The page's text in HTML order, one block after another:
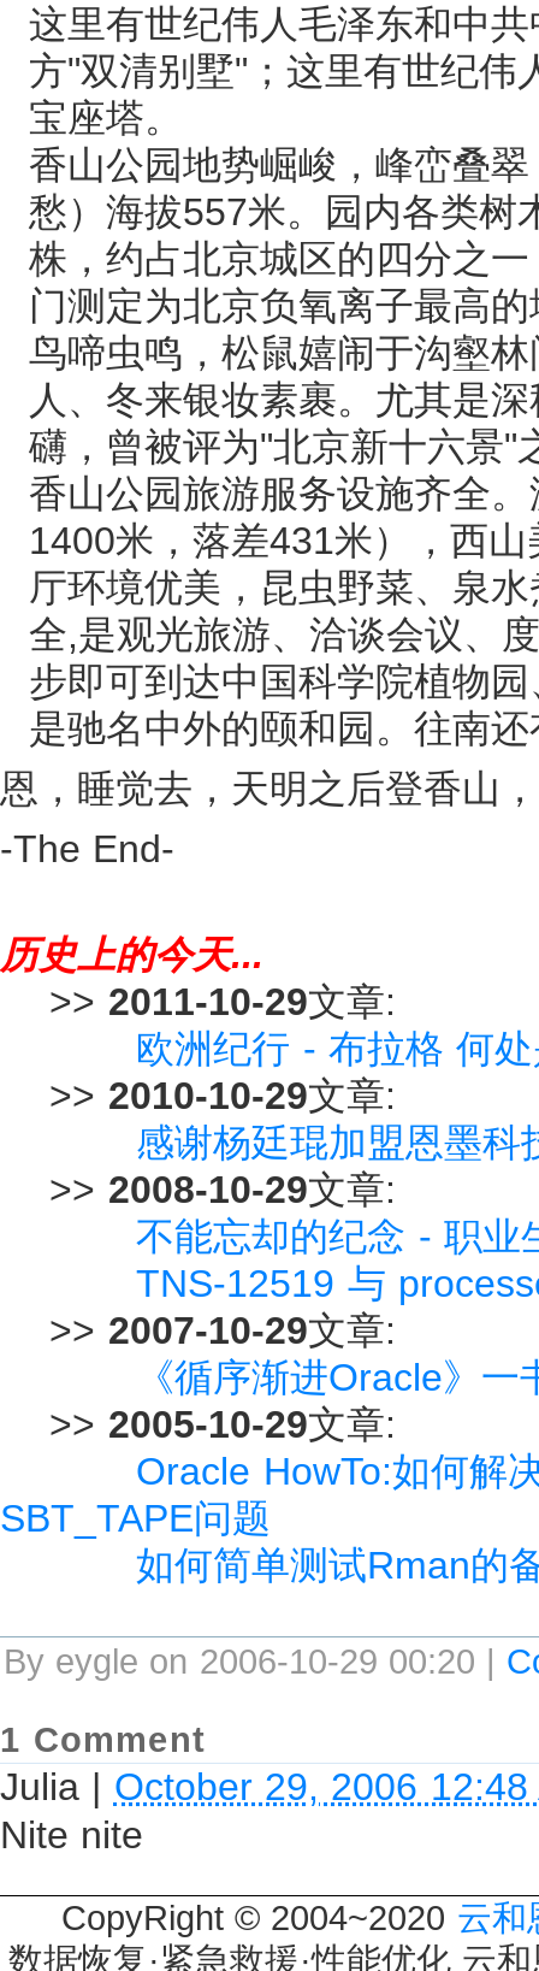
这里有世纪伟人毛泽东和中
方"双清别墅"；这里有世纪伟
宝座塔。
香山公园地势崛峻，峰峦叠
愁）海拔557米。园内各类树
株，约占北京城区的四分之
门测定为北京负氧离子最高
鸟啼虫鸣，松鼠嬉闹于沟壑
人、冬来银妆素裹。尤其是
礴，曾被评为"北京新十六景"
香山公园旅游服务设施齐全
1400米，落差431米），西
厅环境优美，昆虫野菜、泉
全,是观光旅游、洽谈会议、
步即可到达中国科学院植物
是驰名中外的颐和园。往南
恩，睡觉去，天明之后登香山
-The End-
历史上的今天...
>> 2011-10-29文章:
欧洲纪行 - 布拉格 何
>> 2010-10-29文章:
感谢杨廷琨加盟恩墨
>> 2008-10-29文章:
不能忘却的纪念 - 职业
TNS-12519 与
>> 2007-10-29文章:
《循序渐进Oracle》一
>> 2005-10-29文章:
Oracle HowTo:如何解
SBT_TAPE问题
如何简单测试Rman的
By eygle on 2006-10-29 00:20 |
1 Comment
Julia | October 29, 2006 12:48
Nite nite
CopyRight © 2004~2020 云和
数据恢复·紧急救援·性能优化 云